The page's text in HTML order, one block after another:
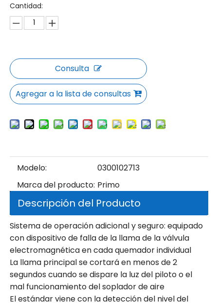
Cantidad:
Consulta
Agregar a la lista de consultas
Modelo:
0300102713
Marca del producto: Primo
Descripción del Producto
Sistema de operación adicional y seguro: equipado
con dispositivo de falla de la llama de la válvula
electromagnética en cada quemador individual
La llama principal se cortará en menos de 2
segundos cuando se dispare la luz del piloto o el
mal funcionamiento del soplador de aire
El estándar viene con la detección del nivel del